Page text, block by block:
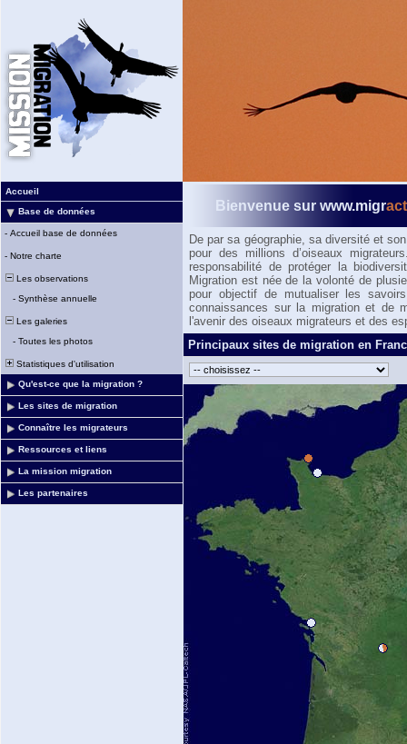
Accueil
Base de données
- Accueil base de données
- Notre charte
Les observations
- Synthèse annuelle
Les galeries
- Toutes les photos
Statistiques d'utilisation
Qu'est-ce que la migration ?
Les sites de migration
Connaître les migrateurs
Ressources et liens
La mission migration
Les partenaires
Bienvenue sur www.migr
De par sa géographie, sa diversité et
pour des millions d’oiseaux
responsabilité de protéger la
Migration est née de la volonté de
pour objectif de mutualiser les
connaissances sur la migration et de
l'avenir des oiseaux migrateurs et des
Principaux sites de migration en